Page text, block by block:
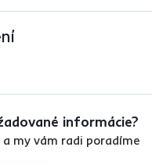
informácie?
my vám radi poradíme